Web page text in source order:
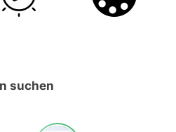
suchen